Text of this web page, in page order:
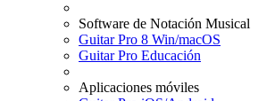
Software de Notación Musical
Guitar Pro 8 Win/macOS
Guitar Pro Educación
Aplicaciones móviles